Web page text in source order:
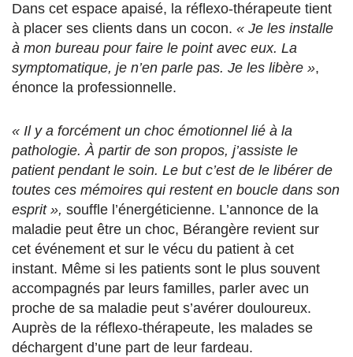
Dans cet espace apaisé, la réflexo-thérapeute tient
à placer ses clients dans un cocon. « Je les installe
à mon bureau pour faire le point avec eux. La
symptomatique, je n’en parle pas. Je les libère »,
énonce la professionnelle.
« Il y a forcément un choc émotionnel lié à la
pathologie. À partir de son propos, j’assiste le
patient pendant le soin. Le but c’est de le libérer de
toutes ces mémoires qui restent en boucle dans son
esprit », souffle l’énergéticienne. L’annonce de la
maladie peut être un choc, Bérangère revient sur
cet événement et sur le vécu du patient à cet
instant. Même si les patients sont le plus souvent
accompagnés par leurs familles, parler avec un
proche de sa maladie peut s’avérer douloureux.
Auprès de la réflexo-thérapeute, les malades se
déchargent d’une part de leur fardeau.